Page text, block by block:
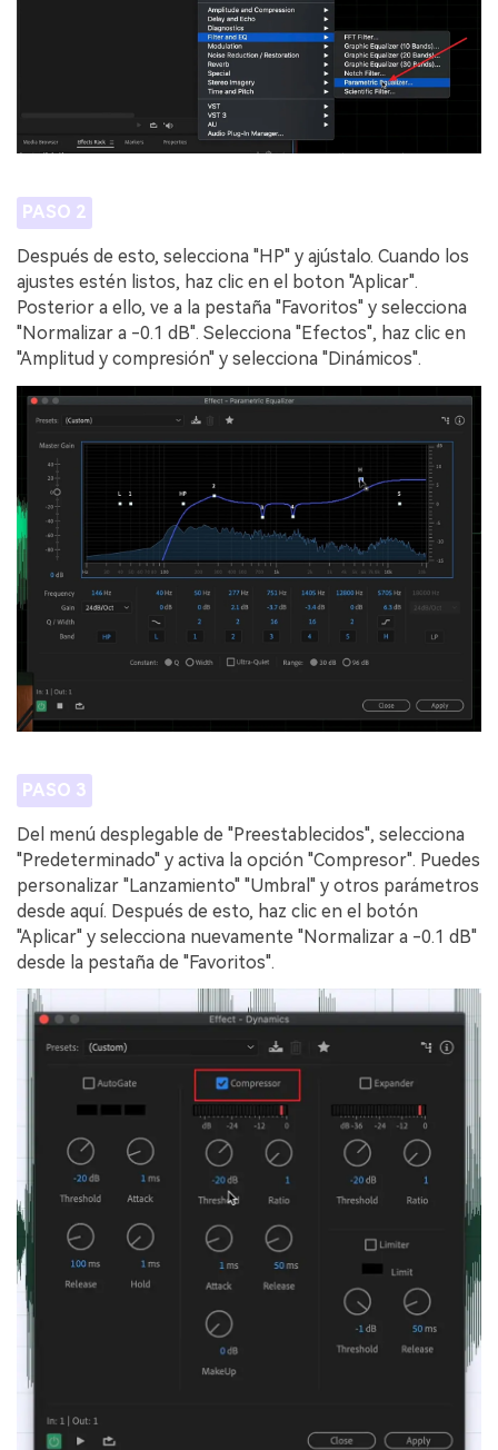
PASO 2
Después de esto, selecciona "HP" y ajústalo. Cuando los
ajustes estén listos, haz clic en el boton "Aplicar".
Posterior a ello, ve a la pestaña "Favoritos" y selecciona
"Normalizar a -0.1 dB". Selecciona "Efectos", haz clic en
"Amplitud y compresión" y selecciona "Dinámicos".
PASO 3
Del menú desplegable de "Preestablecidos", selecciona
"Predeterminado" y activa la opción "Compresor". Puedes
personalizar "Lanzamiento" "Umbral" y otros parámetros
desde aquí. Después de esto, haz clic en el botón
"Aplicar" y selecciona nuevamente "Normalizar a -0.1 dB"
desde la pestaña de "Favoritos".